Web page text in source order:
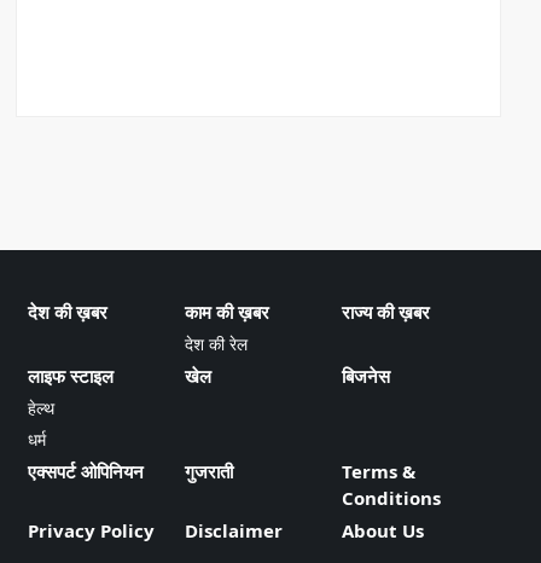
देश की ख़बर काम की ख़बर
देश की रेल
राज्य की ख़बर
लाइफ स्टाइल
हेल्थ
धर्म
खेल बिजनेस
एक्सपर्ट ओपिनियन गुजराती
Terms &
Conditions
Privacy Policy
Disclaimer About Us